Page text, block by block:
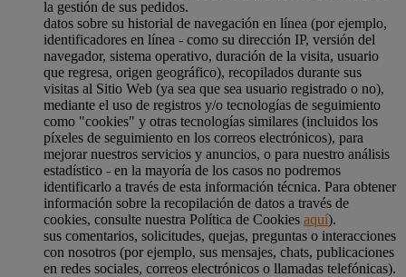
la gestión de sus pedidos.
datos sobre su historial de navegación en línea (por ejemplo,
identificadores en línea - como su dirección IP, versión del
navegador, sistema operativo, duración de la visita, usuario
que regresa, origen geográfico), recopilados durante sus
visitas al Sitio Web (ya sea que sea usuario registrado o no),
mediante el uso de registros y/o tecnologías de seguimiento
como "cookies" y otras tecnologías similares (incluidos los
píxeles de seguimiento en los correos electrónicos), para
mejorar nuestros servicios y anuncios, o para nuestro análisis
estadístico - en la mayoría de los casos no podremos
identificarlo a través de esta información técnica. Para obtener
información sobre la recopilación de datos a través de
cookies, consulte nuestra Política de Cookies aquí).
sus comentarios, solicitudes, quejas, preguntas o interacciones
con nosotros (por ejemplo, sus mensajes, chats, publicaciones
en redes sociales, correos electrónicos o llamadas telefónicas).